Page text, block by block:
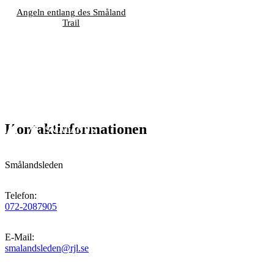
Angeln entlang des Småland
Trail
Kontaktinformationen
Smålandsleden
Telefon:
072-2087905
E-Mail:
smalandsleden@rjl.se